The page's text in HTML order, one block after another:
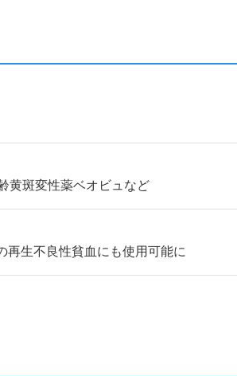
斑変性薬ベオビュなど
生不良性貧血にも使用可能に